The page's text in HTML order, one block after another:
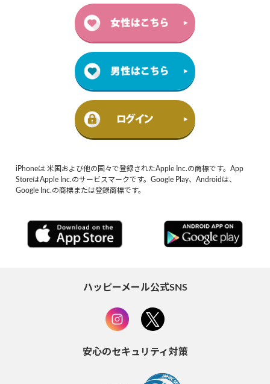
iPhoneは 米国および他の国々で登録されたApple Inc.の商標です。App
StoreはApple Inc.のサービスマークです。Google Play、Androidは、
Google Inc.の商標または登録商標です。
ハッピーメール公式SNS
安心のセキュリティ対策